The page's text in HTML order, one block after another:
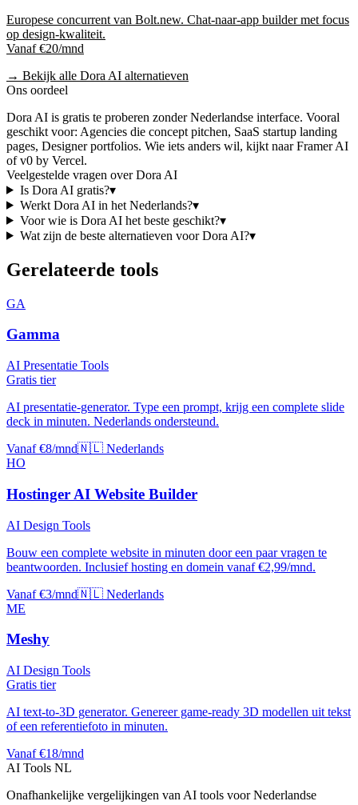
Europese concurrent van Bolt.new. Chat-naar-app builder met focus
op design-kwaliteit.
Vanaf €20/mnd
→ Bekijk alle Dora AI alternatieven
Ons oordeel
Dora AI is gratis te proberen zonder Nederlandse interface. Vooral
geschikt voor: Agencies die concept pitchen, SaaS startup landing
pages, Designer portfolios. Wie iets anders wil, kijkt naar Framer AI
of v0 by Vercel.
Veelgestelde vragen overDora AI
Is Dora AIgratis?▾
Werkt Dora AIin het Nederlands?▾
Voor wie is Dora AIhet beste geschikt?▾
Wat zijn de beste alternatieven voorDora AI?▾
Gerelateerde tools
GA
Gamma
AI Presentatie Tools
Gratis tier
AI presentatie-generator. Type een prompt, krijg een complete slide
deck in minuten. Nederlands ondersteund.
Vanaf €8/mnd🇳🇱 Nederlands
HO
Hostinger AI Website Builder
AI Design Tools
Bouw een complete website in minuten door een paar vragen te
beantwoorden. Inclusief hosting en domein vanaf €2,99/mnd.
Vanaf €3/mnd🇳🇱 Nederlands
ME
Meshy
AI Design Tools
Gratis tier
AI text-to-3D generator. Genereer game-ready 3D modellen uit tekst
of een referentiefoto in minuten.
Vanaf €18/mnd
AI Tools NL
Onafhankelijke vergelijkingen van AI tools voor Nederlandse